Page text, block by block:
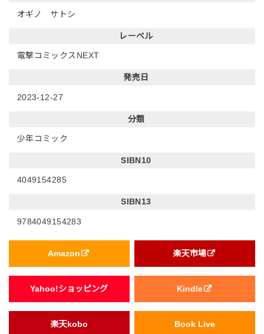
オギノ サトシ
レーベル
電撃コミックスNEXT
発売日
2023-12-27
分類
少年コミック
SIBN10
4049154285
SIBN13
9784049154283
Amazon 楽天市場
Yahoo!ショッピング Kindle
楽天kobo Book Live